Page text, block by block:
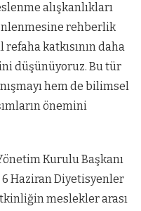
alışkanlıkları
rehberlik
katkısının daha
düşünüyoruz. Bu tür
hem de bilimsel
önemini
Kurulu Başkanı
6 Haziran Diyetisyenler
meslekler arası